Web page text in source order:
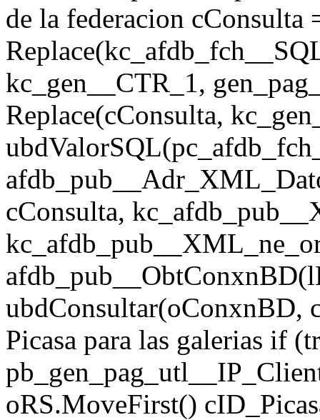
de la federacion cConsulta
kc_gen__CTR_1,
Replace(cConsulta,
cConsulta,
ubdConsultar(oConxnBD,
Picasa para las galerias if
oRS.MoveFirst()